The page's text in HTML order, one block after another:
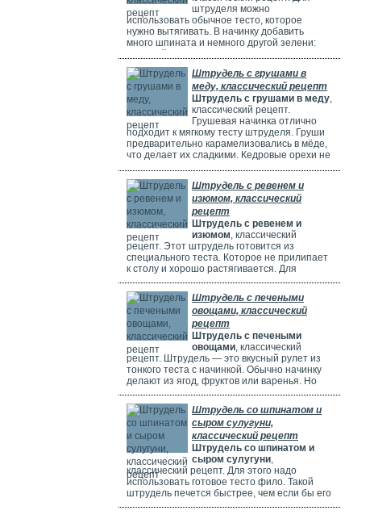
штруделя можно
использовать обычное тесто, которое
нужно вытягивать. В начинку добавить
много шпината и немного другой зелени:
полезен, потому что в нем много витаминов,
минералов и веществ, которые защищают
клетки. Он богат витаминами A, C, E и K,
содержит кальций, который важен для зубов
и костей. И пищевые волокна, которые
Штрудель с грушами в
меду, классический рецепт
Штрудель с грушами в меду,
классический рецепт.
Грушевая начинка отлично
подходит к мягкому тесту штруделя. Груши
предварительно карамелизовались в мёде,
что делает их сладкими. Кедровые орехи не
Ну вот теперь можете приготовить вкусный
рецепт штруделя.Штрудель с ревенем и
изюмом, классический
рецепт
Штрудель с ревенем и
изюмом, классический
рецепт. Этот штрудель готовится из
специального теста. Которое не прилипает
к столу и хорошо растягивается. Для
начинки мы взяли стебли ревеня. Они
придают выпечке кислый вкус и приятный
аромат, делают штрудель сочным и
вкусным. Можно добавить в начинку
клубнику, яблоки или грушу. Если
используете ягоды, посыпьте их ложкой
муки.
Штрудель с печеными
овощами, классический
рецепт
Штрудель с печеными
овощами, классический
рецепт. Штрудель — это вкусный рулет из
тонкого теста с начинкой. Обычно начинку
делают из ягод, фруктов или варенья. Но
можно использовать и солёные начинки с
грибами, сыром, мясом или овощами. В этом
рецепте начинка готовится из печёных
овощей: цуккини, сладкого перца, зелени и
помидоров. В зависимости от времени года,
в начинку можно добавить баклажаны, сыр,
картофель, морковь или даже свёклу. Если
не хочется возиться с тестом, можно взять
готовое слоёное тесто или тесто фило.
Штрудель со шпинатом и
сыром сулугуни,
классический рецепт
Штрудель со шпинатом и
сыром сулугуни,
классический рецепт. Для этого надо
использовать готовое тесто фило. Такой
штрудель печется быстрее, чем если бы его
делали из обычного теста. Чтобы корочка